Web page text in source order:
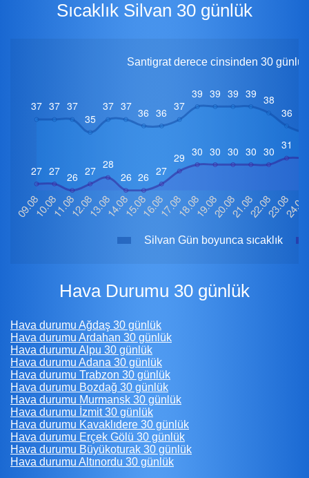
Sıcaklık Silvan 30 günlük
Santigrat derece cinsinden 30
Silvan Gün boyunca sıcaklık
Hava Durumu 30 günlük
Hava durumu Ağdaş 30 günlük
Hava durumu Ardahan 30 günlük
Hava durumu Alpu 30 günlük
Hava durumu Adana 30 günlük
Hava durumu Trabzon 30 günlük
Hava durumu Bozdağ 30 günlük
Hava durumu Murmansk 30 günlük
Hava durumu İzmit 30 günlük
Hava durumu Kavaklıdere 30 günlük
Hava durumu Erçek Gölü 30 günlük
Hava durumu Büyükoturak 30 günlük
Hava durumu Altınordu 30 günlük